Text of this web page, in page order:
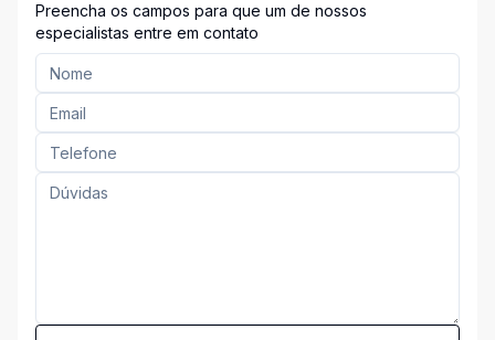
Preencha os campos para que um de nossos
especialistas entre em contato